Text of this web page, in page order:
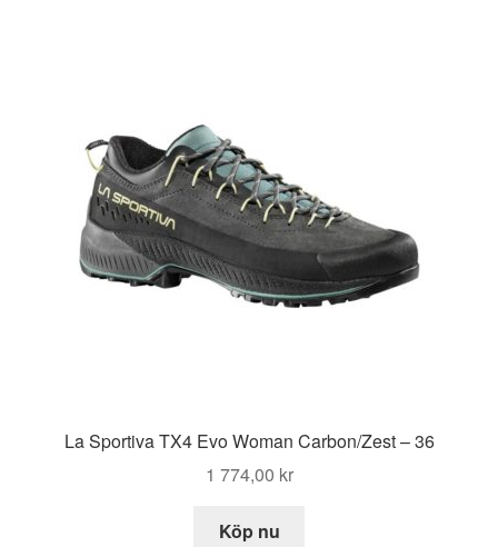
La Sportiva TX4 Evo Woman Carbon/Zest – 36
1 774,00 kr
Köp nu